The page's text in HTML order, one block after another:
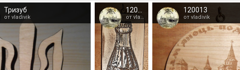
Тризуб
от vladivik от vladivik
120013
от vladivik